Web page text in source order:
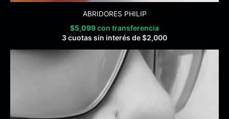
ABRIDORES PHILIP
$5,099con transferencia
3 cuotas sin interés de$2,000